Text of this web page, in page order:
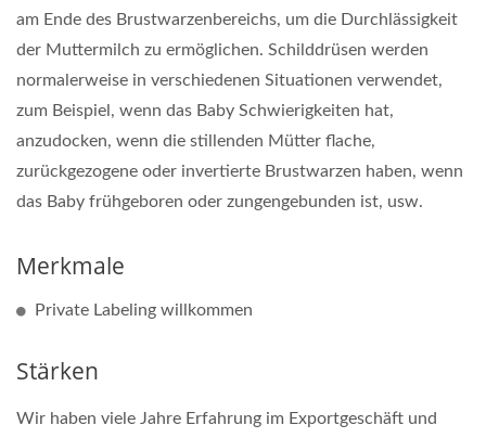
am Ende des Brustwarzenbereichs, um die Durchlässigkeit
der Muttermilch zu ermöglichen. Schilddrüsen werden
normalerweise in verschiedenen Situationen verwendet,
zum Beispiel, wenn das Baby Schwierigkeiten hat,
anzudocken, wenn die stillenden Mütter flache,
zurückgezogene oder invertierte Brustwarzen haben, wenn
das Baby frühgeboren oder zungengebunden ist, usw.
Merkmale
Private Labeling willkommen
Stärken
Wir haben viele Jahre Erfahrung im Exportgeschäft und